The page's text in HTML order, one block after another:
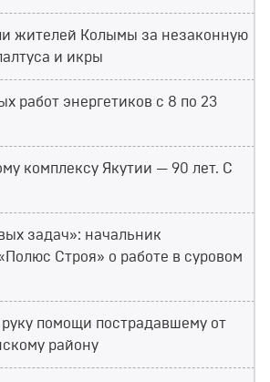
жителей Колымы за незаконную
и икры
работ энергетиков с 8 по 23
комплексу Якутии — 90 лет. С
задач»: начальник
Строя» о работе в суровом
руку помощи пострадавшему от
району